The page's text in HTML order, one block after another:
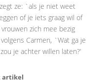
ze: `als je niet weet
of je iets graag wil of
vrouwen zich mee bezig
Carmen, `Wat ga je
je achter willen laten?’
artikel